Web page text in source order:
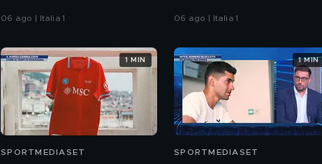
06 ago | Italia 1 06 ago | Italia 1
SPORTMEDIASET
1 MIN
SPORTMEDIASET
1 MIN